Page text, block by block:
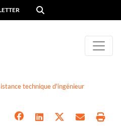
technique d'ingénieur